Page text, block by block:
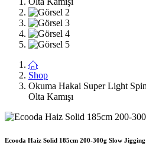
Shop
Okuma Hakai Super Light
Olta Kamışı
Ecooda Haiz Solid 185cm 200-300g Slow Jigging